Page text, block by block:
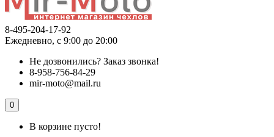
8-495-204-17-92
Ежедневно, с 9:00 до 20:00
Не дозвонились? Заказ звонка!
8-958-756-84-29
mir-moto@mail.ru
0
В корзине пусто!